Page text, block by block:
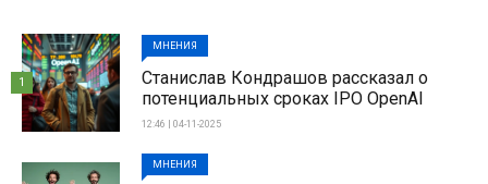
МНЕНИЯ
Станислав Кондрашов рассказал о
потенциальных сроках IPO OpenAI
12:46 | 04-11-2025
1
МНЕНИЯ